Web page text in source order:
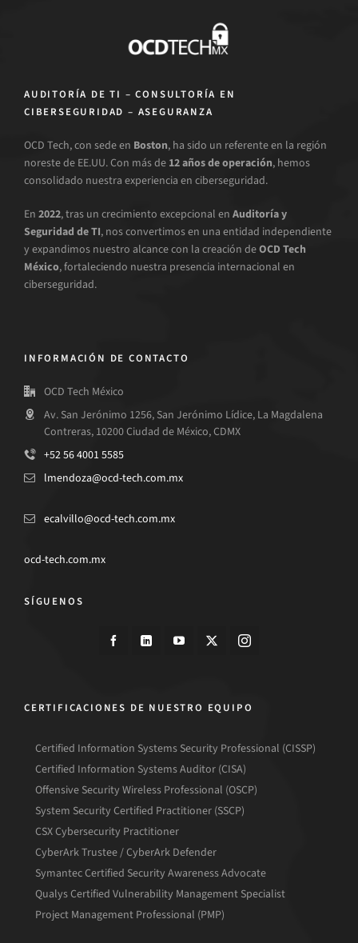
AUDITORÍA DE TI – CONSULTORÍA EN
CIBERSEGURIDAD – ASEGURANZA
OCD Tech, con sede en Boston, ha sido un referente en la región
noreste de EE.UU. Con más de 12 años de operación, hemos
consolidado nuestra experiencia en ciberseguridad.
En 2022, tras un crecimiento excepcional en Auditoría y
Seguridad de TI, nos convertimos en una entidad independiente
y expandimos nuestro alcance con la creación deOCD Tech
México, fortaleciendo nuestra presencia internacional en
ciberseguridad.
INFORMACIÓN DE CONTACTO
OCD Tech México
Av. San Jerónimo 1256, San Jerónimo Lídice, La Magdalena
Contreras, 10200 Ciudad de México, CDMX
+52 56 4001 5585
lmendoza@ocd-tech.com.mx
ecalvillo@ocd-tech.com.mx
ocd-tech.com.mx
SÍGUENOS
CERTIFICACIONES DE NUESTRO EQUIPO
Certified Information Systems Security Professional (CISSP)
Certified Information Systems Auditor (CISA)
Offensive Security Wireless Professional (OSCP)
System Security Certified Practitioner (SSCP)
CSX Cybersecurity Practitioner
CyberArk Trustee / CyberArk Defender
Symantec Certified Security Awareness Advocate
Qualys Certified Vulnerability Management Specialist
Project Management Professional (PMP)